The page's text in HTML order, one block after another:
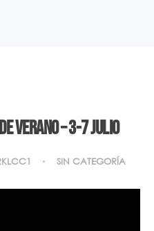
Verano – 3-7 Julio
SIN CATEGORÍA